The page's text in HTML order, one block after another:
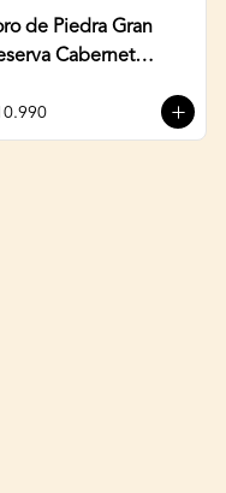
de Piedra Gran
Cabernet